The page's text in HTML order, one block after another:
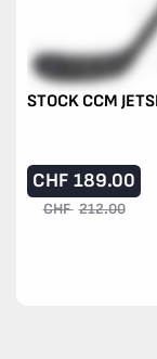
STOCK CCM
CHF 189.00
CHF 212.00